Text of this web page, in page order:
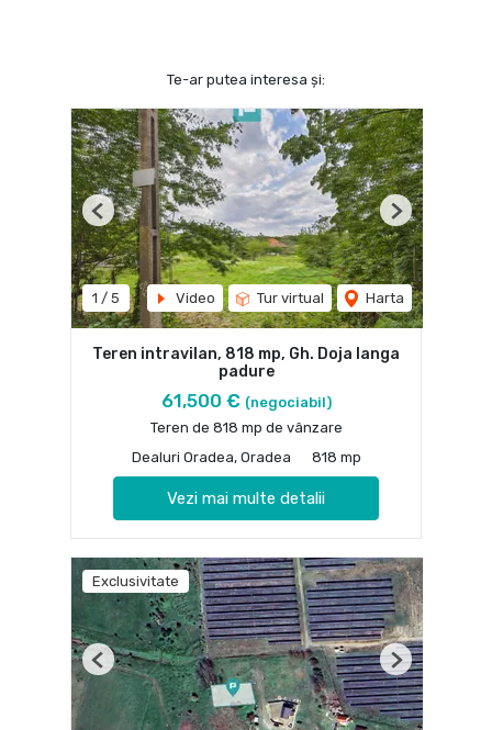
Te-ar putea interesa și:
1 / 5 Video Tur virtual Harta
Previous Next
Teren intravilan, 818 mp, Gh. Doja langa
padure
61,500 € (negociabil)
Teren de 818 mp de vânzare
Dealuri Oradea, Oradea
818 mp
Vezi mai multe detalii
Exclusivitate
Previous Next